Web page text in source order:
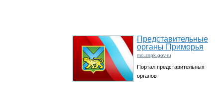
Представительные
органы Приморья
mo.zspk.gov.ru
Портал представительных
органов